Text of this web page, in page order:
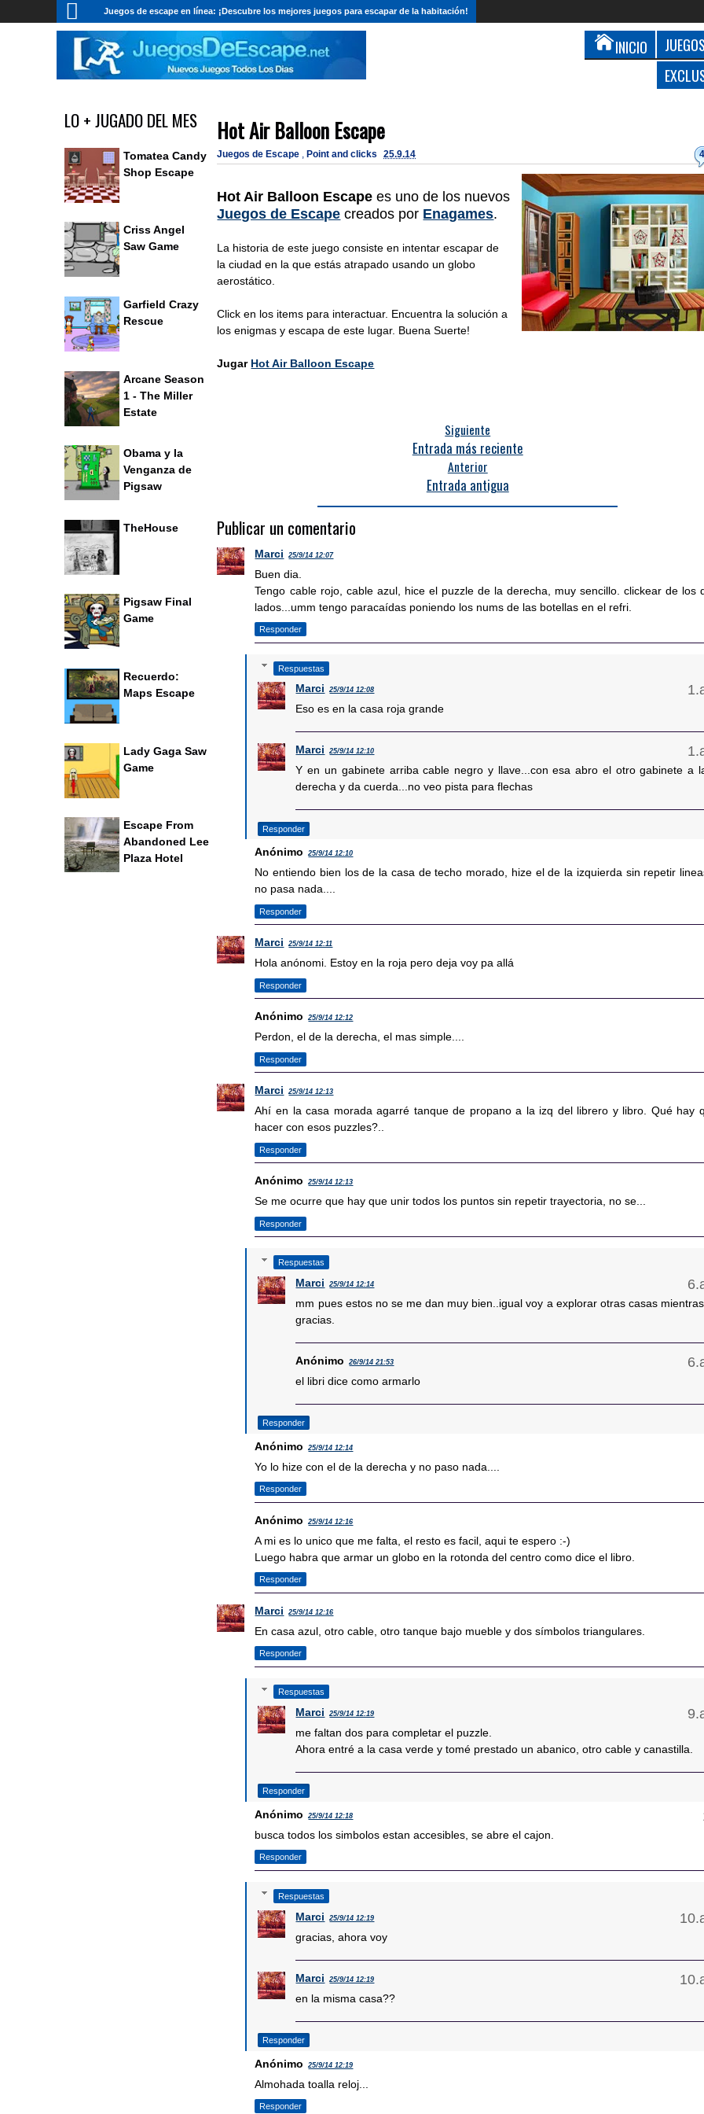
Juegos de escape en línea: ¡Descubre los mejores juegos para escapar de la habitación!
INICIO
Hot Air Balloon Escape
Juegos de Escape , Point and clicks 25.9.14
Hot Air Balloon Escape es uno de los nuevos
Juegos de Escape creados por Enagames.
La historia de este juego consiste en intentar escapar de
la ciudad en la que estás atrapado usando un globo
aerostático.
Click en los items para interactuar. Encuentra la solución a
los enigmas y escapa de este lugar. Buena Suerte!
Jugar Hot Air Balloon Escape
Siguiente
Entrada más reciente
Anterior
Entrada antigua
Publicar un comentario
Marci 25/9/14 12:07
Buen dia.
Tengo cable rojo, cable azul, hice el puzzle de la derecha, muy sencillo. clickear de los
lados...umm tengo paracaídas poniendo los nums de las botellas en el refri.
Responder
Respuestas
Marci 25/9/14 12:08
Eso es en la casa roja grande
Marci 25/9/14 12:10
Y en un gabinete arriba cable negro y llave...con esa abro el otro gabinete a
derecha y da cuerda...no veo pista para flechas
Responder
Anónimo 25/9/14 12:10
No entiendo bien los de la casa de techo morado, hize el de la izquierda sin repetir
no pasa nada....
Responder
Marci 25/9/14 12:11
Hola anónomi. Estoy en la roja pero deja voy pa allá
Responder
Anónimo 25/9/14 12:12
Perdon, el de la derecha, el mas simple....
Responder
Marci 25/9/14 12:13
Ahí en la casa morada agarré tanque de propano a la izq del librero y libro. Qué hay
hacer con esos puzzles?..
Responder
Anónimo 25/9/14 12:13
Se me ocurre que hay que unir todos los puntos sin repetir trayectoria, no se...
Responder
Respuestas
Marci 25/9/14 12:14
mm pues estos no se me dan muy bien..igual voy a explorar otras casas mientras,
gracias.
Anónimo 26/9/14 21:53
el libri dice como armarlo
Responder
Anónimo 25/9/14 12:14
Yo lo hize con el de la derecha y no paso nada....
Responder
Anónimo 25/9/14 12:16
A mi es lo unico que me falta, el resto es facil, aqui te espero :-)
Luego habra que armar un globo en la rotonda del centro como dice el libro.
Responder
Marci 25/9/14 12:16
En casa azul, otro cable, otro tanque bajo mueble y dos símbolos triangulares.
Responder
Respuestas
Marci 25/9/14 12:19
me faltan dos para completar el puzzle.
Ahora entré a la casa verde y tomé prestado un abanico, otro cable y canastilla.
Responder
Anónimo 25/9/14 12:18
busca todos los simbolos estan accesibles, se abre el cajon.
Responder
Respuestas
Marci 25/9/14 12:19
gracias, ahora voy
Marci 25/9/14 12:19
en la misma casa??
Responder
Anónimo 25/9/14 12:19
Almohada toalla reloj...
Responder
LO + JUGADO DEL MES
Tomatea Candy
Shop Escape
Criss Angel
Saw Game
Garfield Crazy
Rescue
Arcane Season
1 - The Miller
Estate
Obama y la
Venganza de
Pigsaw
TheHouse
Pigsaw Final
Game
Recuerdo:
Maps Escape
Lady Gaga Saw
Game
Escape From
Abandoned Lee
Plaza Hotel